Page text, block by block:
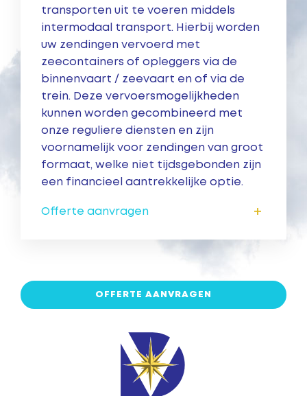
transporten uit te voeren middels
intermodaal transport. Hierbij worden
uw zendingen vervoerd met
zeecontainers of opleggers via de
binnenvaart / zeevaart en of via de
trein. Deze vervoersmogelijkheden
kunnen worden gecombineerd met
onze reguliere diensten en zijn
voornamelijk voor zendingen van groot
formaat, welke niet tijdsgebonden zijn
een financieel aantrekkelijke optie.
Offerte aanvragen +
OFFERTE AANVRAGEN